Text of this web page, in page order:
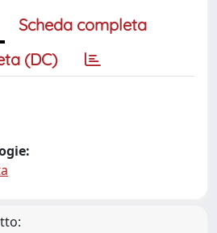
Scheda completa
(DC)